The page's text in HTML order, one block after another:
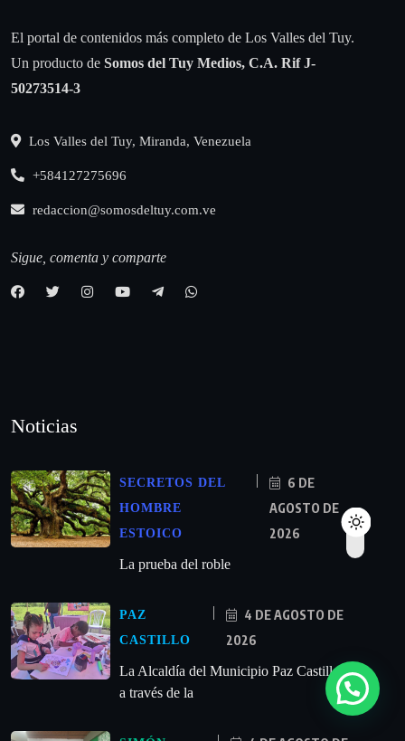
El portal de contenidos más completo de Los Valles del Tuy.
Un producto de Somos del Tuy Medios, C.A. Rif J-
50273514-3
Los Valles del Tuy, Miranda, Venezuela
+584127275696
redaccion@somosdeltuy.com.ve
Sigue, comenta y comparte
Noticias
SECRETOS DEL
HOMBRE
ESTOICO
6 DE
AGOSTO DE
2026
La prueba del roble
PAZ
CASTILLO
4 DE AGOSTO DE
2026
La Alcaldía del Municipio Paz Castillo
a través de la